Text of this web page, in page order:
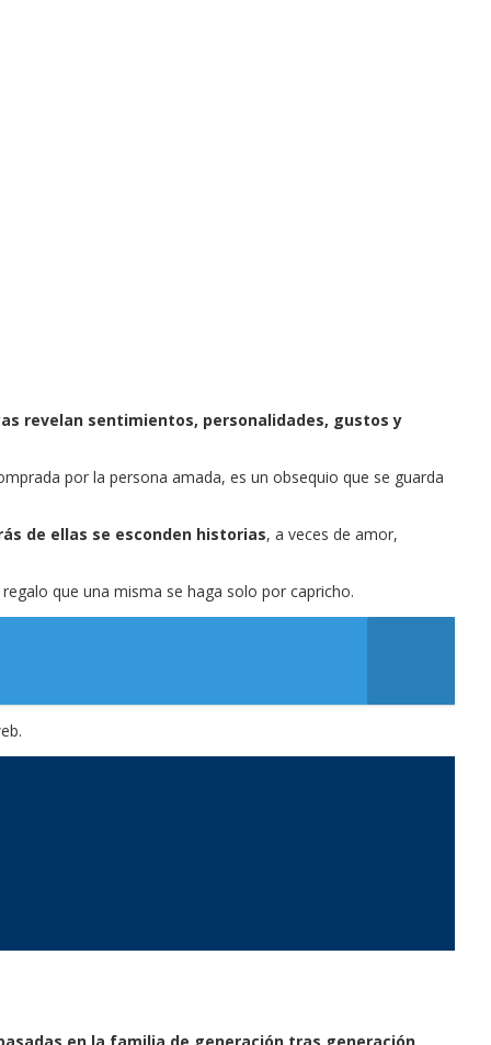
revelan sentimientos, personalidades, gustos y
por la persona amada, es un obsequio que se guarda
de ellas se esconden historias, a veces de amor,
que una misma se haga solo por capricho.